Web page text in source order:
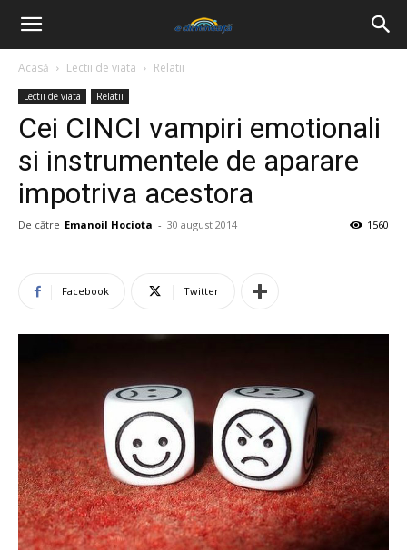
Acasă Lectii de viata Relatii
Lectii de viata Relatii
Cei CINCI vampiri emotionali
si instrumentele de aparare
impotriva acestora
De către Emanoil Hociota - 30 august 2014 1560
Facebook Twitter